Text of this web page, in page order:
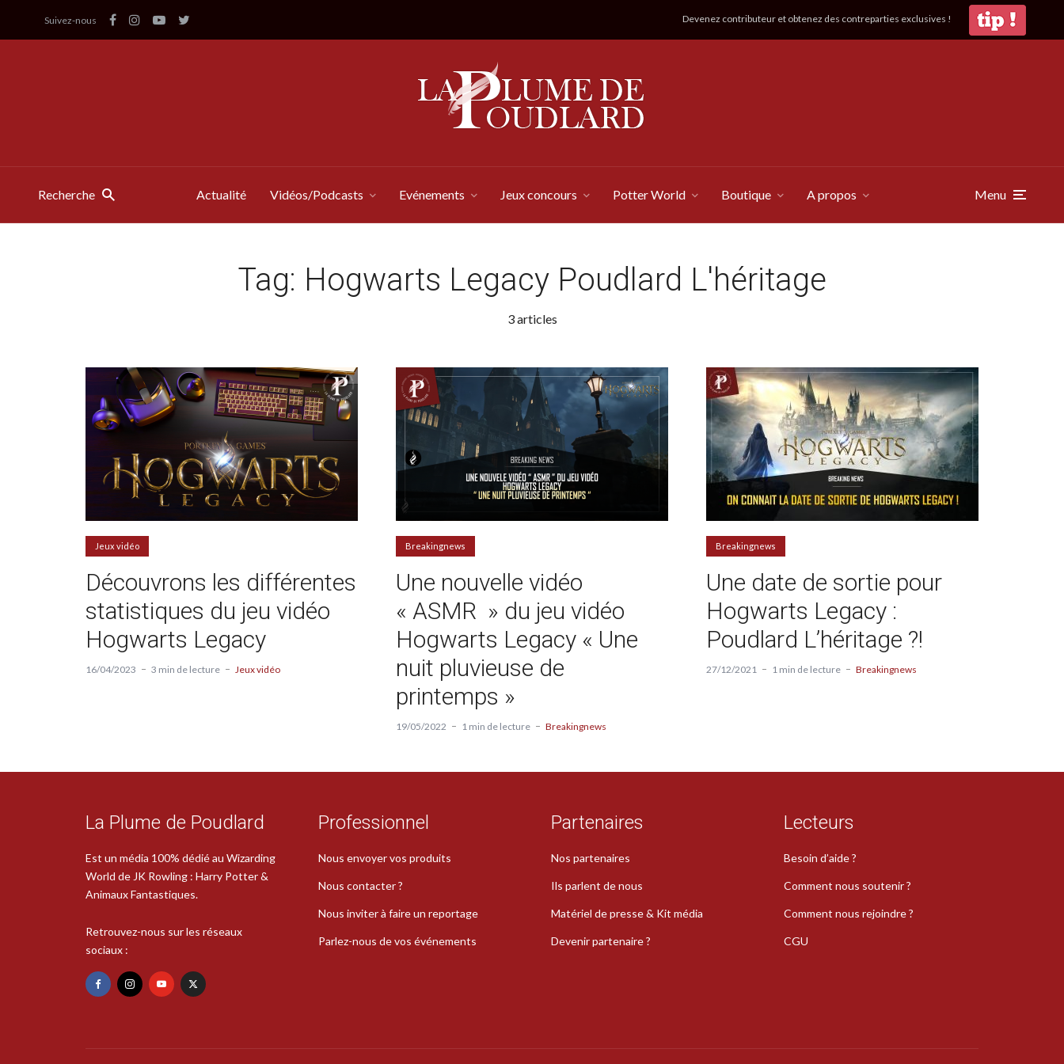
Suivez-nous Devenez contributeur et obtenez des contreparties exclusives !
Recherche Actualité Vidéos/Podcasts Evénements Jeux concours Potter World Boutique A propos Menu
Tag: Hogwarts Legacy Poudlard L'héritage
3 articles
Jeux vidéo
Découvrons les différentes
statistiques du jeu vidéo
Hogwarts Legacy
16/04/2023 3 min de lecture Jeux vidéo
Breakingnews
Une nouvelle vidéo
« ASMR » du jeu vidéo
Hogwarts Legacy « Une
nuit pluvieuse de
printemps »
19/05/2022 1 min de lecture Breakingnews
Breakingnews
Une date de sortie pour
Hogwarts Legacy :
Poudlard L’héritage ?!
27/12/2021 1 min de lecture Breakingnews
La Plume de Poudlard
Est un média 100% dédié au Wizarding
World de JK Rowling : Harry Potter &
Animaux Fantastiques.
Retrouvez-nous sur les réseaux
sociaux :
Professionnel
Nous envoyer vos produits
Nous contacter ?
Nous inviter à faire un reportage
Parlez-nous de vos événements
Partenaires
Nos partenaires
Ils parlent de nous
Matériel de presse & Kit média
Devenir partenaire ?
Lecteurs
Besoin d’aide ?
Comment nous soutenir ?
Comment nous rejoindre ?
CGU